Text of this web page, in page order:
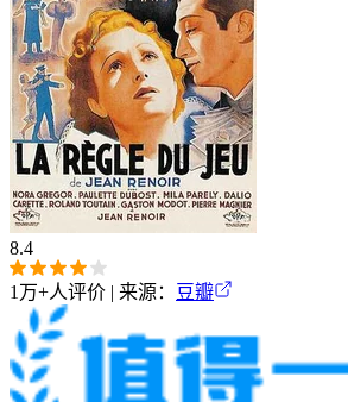
8.4
1万+人评价 | 来源： 豆瓣